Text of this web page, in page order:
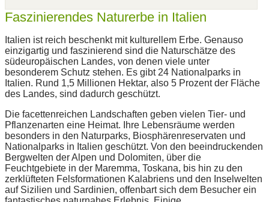
Faszinierendes Naturerbe in Italien
Italien ist reich beschenkt mit kulturellem Erbe. Genauso
einzigartig und faszinierend sind die Naturschätze des
südeuropäischen Landes, von denen viele unter
besonderem Schutz stehen. Es gibt 24 Nationalparks in
Italien. Rund 1,5 Millionen Hektar, also 5 Prozent der Fläche
des Landes, sind dadurch geschützt.
Die facettenreichen Landschaften geben vielen Tier- und
Pflanzenarten eine Heimat. Ihre Lebensräume werden
besonders in den Naturparks, Biosphärenreservaten und
Nationalparks in Italien geschützt. Von den beeindruckenden
Bergwelten der Alpen und Dolomiten, über die
Feuchtgebiete in der Maremma, Toskana, bis hin zu den
zerklüfteten Felsformationen Kalabriens und den Inselwelten
auf Sizilien und Sardinien, offenbart sich dem Besucher ein